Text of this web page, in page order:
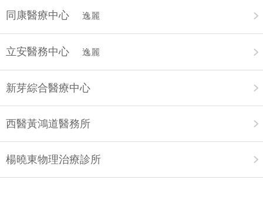
同康醫療中心 逸麗
立安醫務中心 逸麗
新芽綜合醫療中心
西醫黃鴻道醫務所
楊曉東物理治療診所